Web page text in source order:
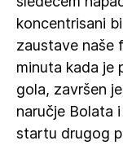
koncentrisani
zaustave naše
minuta kada je
gola, završen
naručje Bolata
startu drugog